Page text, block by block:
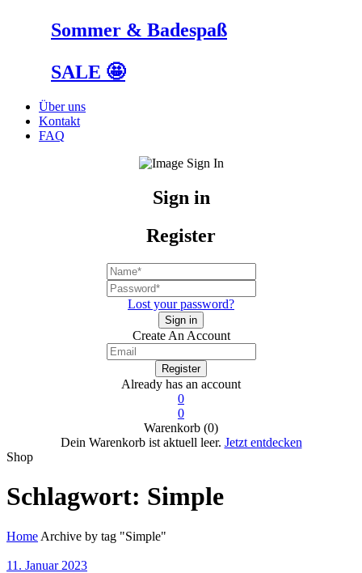
Sommer & Badespaß
SALE 🤩
Über uns
Kontakt
FAQ
Sign in
Register
Lost your password?
Create An Account
Already has an account
0
0
Warenkorb (0)
Dein Warenkorb ist aktuell leer. Jetzt entdecken
Shop
Schlagwort: Simple
Home Archive by tag "Simple"
11. Januar 2023